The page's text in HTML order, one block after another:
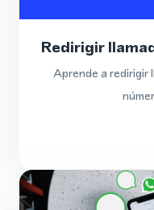
Redirigir
Aprende a redirigir